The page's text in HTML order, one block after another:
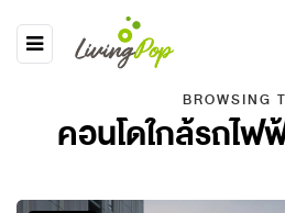
BROWSING
คอนโดใกล้รถไ